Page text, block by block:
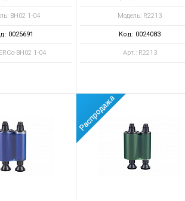
BH02 1-04
0025691
BH02 1-04
ribbon 600 отпечатков
Модель: R2213
Код: 0024083
Арт.: R2213